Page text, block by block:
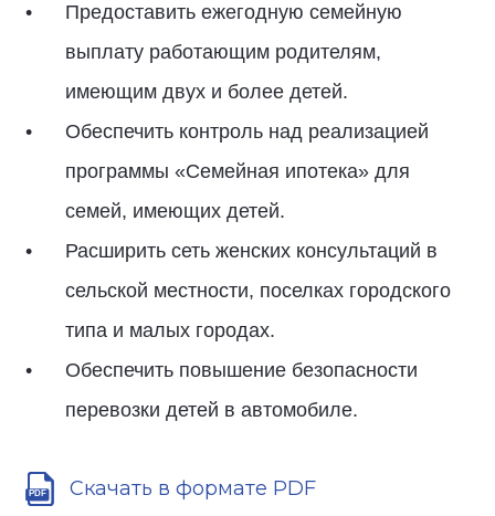
Предоставить ежегодную семейную
выплату работающим родителям,
имеющим двух и более детей.
Обеспечить контроль над реализацией
программы «Семейная ипотека» для
семей, имеющих детей.
Расширить сеть женских консультаций в
сельской местности, поселках городского
типа и малых городах.
Обеспечить повышение безопасности
перевозки детей в автомобиле.
Скачать в формате PDF